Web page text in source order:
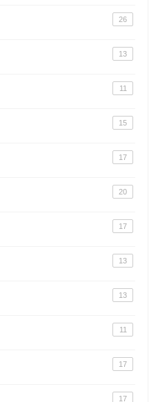
26
13
11
15
17
20
17
13
13
11
17
17